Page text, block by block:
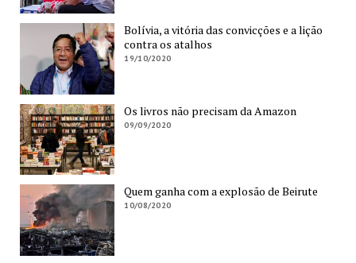
Bolívia, a vitória das convicções e a lição
contra os atalhos
19/10/2020
Os livros não precisam da Amazon
09/09/2020
Quem ganha com a explosão de Beirute
10/08/2020